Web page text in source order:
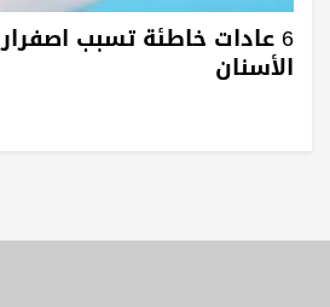
6 عادات خاطئة تسبب اصفرار
الأسنان